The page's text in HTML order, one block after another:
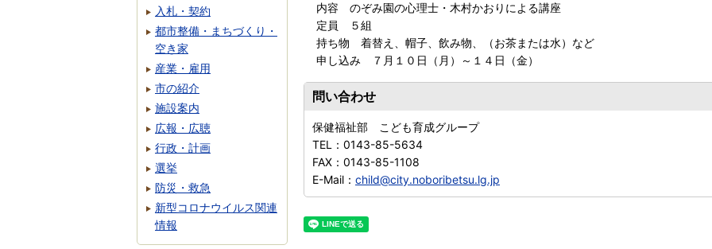
内容 のぞみ園の心理士・木村かおりによる講座
定員 ５組
持ち物 着替え、帽子、飲み物、（お茶または水）など
申し込み ７月１０日（月）～１４日（金）
問い合わせ
保健福祉部 こども育成グループ
TEL： 0143-85-5634
FAX： 0143-85-1108
E-Mail： child@city.noboribetsu.lg.jp
入札・契約
都市整備・まちづくり・
空き家
産業・雇用
市の紹介
施設案内
広報・広聴
行政・計画
選挙
防災・救急
新型コロナウイルス関連
情報